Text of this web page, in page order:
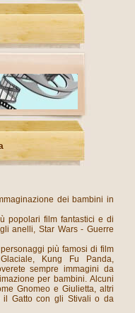
dei bambini in
popolari film fantastici e di
anelli, Star Wars - Guerre
più famosi di film
Kung Fu Panda,
sempre immagini da
per bambini. Alcuni
Gnomeo e Giulietta, altri
il Gatto con gli Stivali o da